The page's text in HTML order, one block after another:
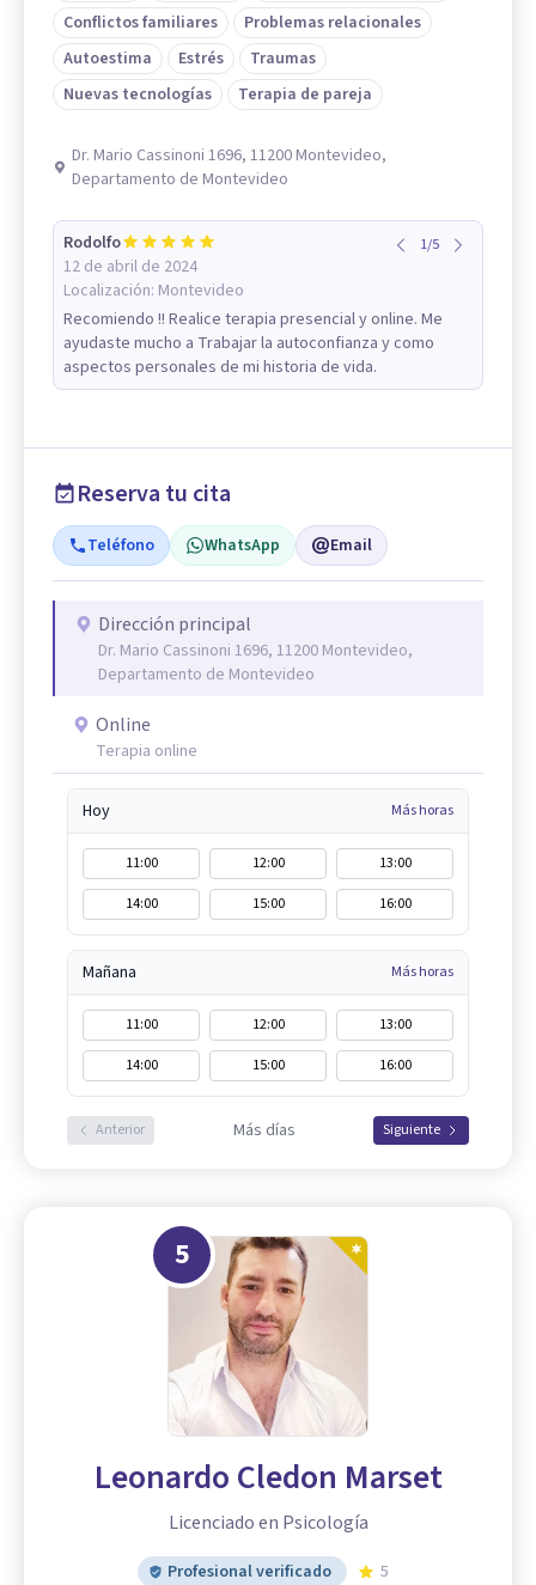
Conflictos familiares
Problemas relacionales
Autoestima
Estrés
Traumas
Nuevas tecnologías
Terapia de pareja
Dr. Mario Cassinoni 1696, 11200 Montevideo,
Departamento de Montevideo
Rodolfo
12 de abril de 2024
Localización: Montevideo
1/5
Recomiendo !! Realice terapia presencial y online. Me
ayudaste mucho a Trabajar la autoconfianza y como
aspectos personales de mi historia de vida.
Reserva tu cita
Teléfono WhatsApp Email
Dirección principal
Dr. Mario Cassinoni 1696, 11200 Montevideo,
Departamento de Montevideo
Online
Terapia online
Hoy Más horas
11:00 12:00
13:00
14:00
15:00 16:00
Mañana Más horas
11:00 12:00
13:00
14:00
15:00 16:00
Anterior Más días Siguiente
5
Leonardo Cledon Marset
Licenciado en Psicología
Profesional verificado
5